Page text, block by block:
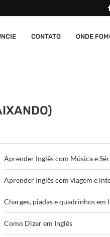
CONTATO ONDE
Aprender Inglês com Música e
Aprender Inglês com viagem e
Charges, piadas e quadrinhos em
Como Dizer em Inglês